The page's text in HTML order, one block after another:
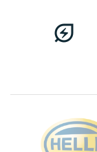
energy_savings_leaf